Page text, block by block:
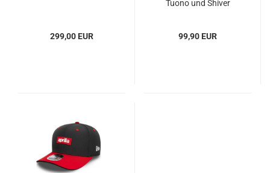
299,00 EUR
Tuono und Shiver
99,90 EUR